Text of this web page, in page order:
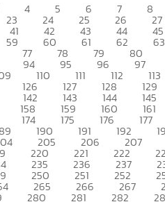
4 5 6 7 8
23 24 25 26 27
41 42 43 44 45
59 60 61 62 63
77 78 79 80
94 95 96 97
110 111 112 113
126 127 128 129
142 143 144 145
158 159 160 161
174 175 176 177
190 191 192
205 206 207
220 221 222
235 236 237
250 251 252
265 266 267
280 281 282